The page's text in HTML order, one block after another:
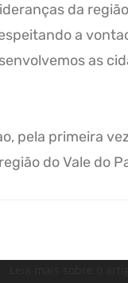
da
a
as
pela primeira
do Vale do